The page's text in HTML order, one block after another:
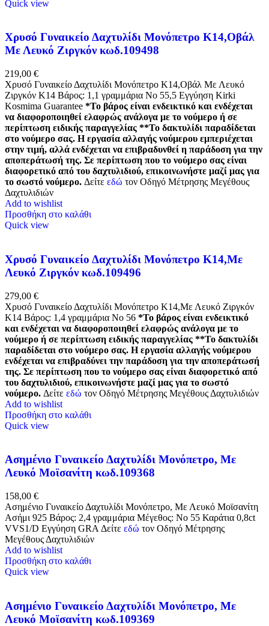
Quick view
Χρυσό Γυναικείο Δαχτυλίδι Μονόπετρο Κ14,Οβάλ
Με Λευκό Ζιργκόν κωδ.109498
219,00 €
Χρυσό Γυναικείο Δαχτυλίδι Μονόπετρο Κ14,Οβάλ Με Λευκό
Ζιργκόν Κ14 Βάρος: 1,1 γραμμάρια Νο 55,5 Εγγύηση Kirki
Kosmima Guarantee *Το βάρος είναι ενδεικτικό και ενδέχεται
να διαφοροποιηθεί ελαφρώς ανάλογα με το νούμερο ή σε
περίπτωση ειδικής παραγγελίας **Το δακτυλίδι παραδίδεται
στο νούμερο σας. Η εργασία αλλαγής νούμερου εμπεριέχεται
στην τιμή, αλλά ενδέχεται να επιβραδυνθεί η παράδοση για την
αποπεράτωσή της. Σε περίπτωση που το νούμερο σας είναι
διαφορετικό από του δαχτυλιδιού, επικοινωνήστε μαζί μας για
το σωστό νούμερο. Δείτε εδώ τον Οδηγό Μέτρησης Μεγέθους
Δαχτυλιδιών
Add to wishlist
Προσθήκη στο καλάθι
Quick view
Χρυσό Γυναικείο Δαχτυλίδι Μονόπετρο Κ14,Με
Λευκό Ζιργκόν κωδ.109496
279,00 €
Χρυσό Γυναικείο Δαχτυλίδι Μονόπετρο Κ14,Με Λευκό Ζιργκόν
Κ14 Βάρος: 1,4 γραμμάρια Νο 56 *Το βάρος είναι ενδεικτικό
και ενδέχεται να διαφοροποιηθεί ελαφρώς ανάλογα με το
νούμερο ή σε περίπτωση ειδικής παραγγελίας **Το δακτυλίδι
παραδίδεται στο νούμερο σας. Η εργασία αλλαγής νούμερου
ενδέχεται να επιβραδύνει την παράδοση για την αποπεράτωσή
της. Σε περίπτωση που το νούμερο σας είναι διαφορετικό από
του δαχτυλιδιού, επικοινωνήστε μαζί μας για το σωστό
νούμερο. Δείτε εδώ τον Οδηγό Μέτρησης Μεγέθους Δαχτυλιδιών
Add to wishlist
Προσθήκη στο καλάθι
Quick view
Ασημένιο Γυναικείο Δαχτυλίδι Μονόπετρο, Με
Λευκό Μοϊσανίτη κωδ.109368
158,00 €
Ασημένιο Γυναικείο Δαχτυλίδι Μονόπετρο, Με Λευκό Μοϊσανίτη
Ασήμι 925 Βάρος: 2,4 γραμμάρια Μέγεθος: No 55 Καράτια 0,8ct
VVS1/D Εγγύηση GRA Δείτε εδώ τον Οδηγό Μέτρησης
Μεγέθους Δαχτυλιδιών
Add to wishlist
Προσθήκη στο καλάθι
Quick view
Ασημένιο Γυναικείο Δαχτυλίδι Μονόπετρο, Με
Λευκό Μοϊσανίτη κωδ.109369